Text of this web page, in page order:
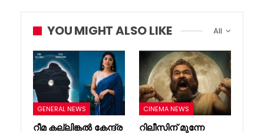
All
YOU MIGHT ALSO LIKE
GENERAL NEWS
റീമ കല്ലിങ്കൽ കേന്ദ്ര
CINEMA NEWS
റിലീസിന് മുന്നേ